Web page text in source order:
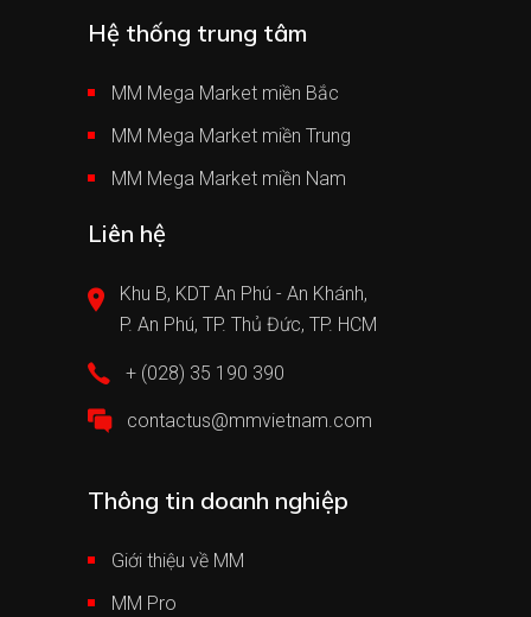
Hệ thống trung tâm
MM Mega Market miền Bắc
MM Mega Market miền Trung
MM Mega Market miền Nam
Liên hệ
Khu B, KDT An Phú - An Khánh,
P. An Phú, TP. Thủ Đức, TP. HCM
+ (028) 35 190 390
contactus@mmvietnam.com
Thông tin doanh nghiệp
Giới thiệu về MM
MM Pro